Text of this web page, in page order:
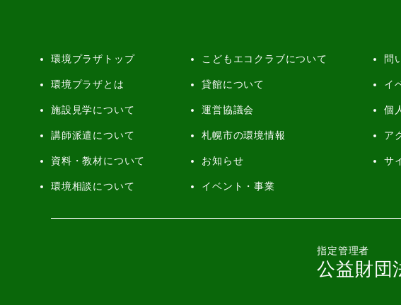
環境プラザトップ
環境プラザとは
施設見学について
講師派遣について
資料・教材について
環境相談について
こどもエコクラブについて
貸館について
運営協議会
札幌市の環境情報
お知らせ
イベント・事業
問
イ
個
ア
サ
指定管理者
公益財団